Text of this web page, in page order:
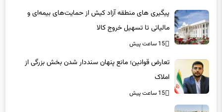
پیگیری های منطقه آزاد کیش از حمایت‌های بیمه‌ای و
مالیاتی تا تسهیل خروج کالا
15 ساعت پیش
تعارض قوانین؛ مانع پنهان سنددار شدن بخش بزرگی از
املاک
15 ساعت پیش